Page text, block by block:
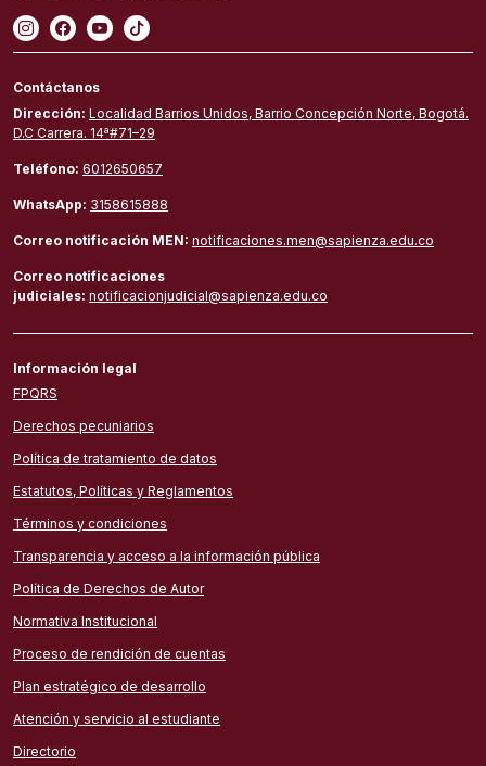
Contáctanos
Dirección: Localidad Barrios Unidos, Barrio Concepción Norte, Bogotá.
D.C Carrera. 14ª#71–29
Teléfono: 6012650657
WhatsApp: 3158615888
Correo notificación MEN: notificaciones.men@sapienza.edu.co
Correo notificaciones
judiciales: notificacionjudicial@sapienza.edu.co
Información legal
FPQRS
Derechos pecuniarios
Política de tratamiento de datos
Estatutos, Políticas y Reglamentos
Términos y condiciones
Transparencia y acceso a la información pública
Política de Derechos de Autor
Normativa Institucional
Proceso de rendición de cuentas
Plan estratégico de desarrollo
Atención y servicio al estudiante
Directorio